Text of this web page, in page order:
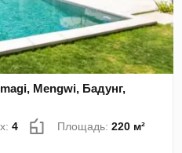
Mengwi, Бадунг,
4 Площадь:220 м²